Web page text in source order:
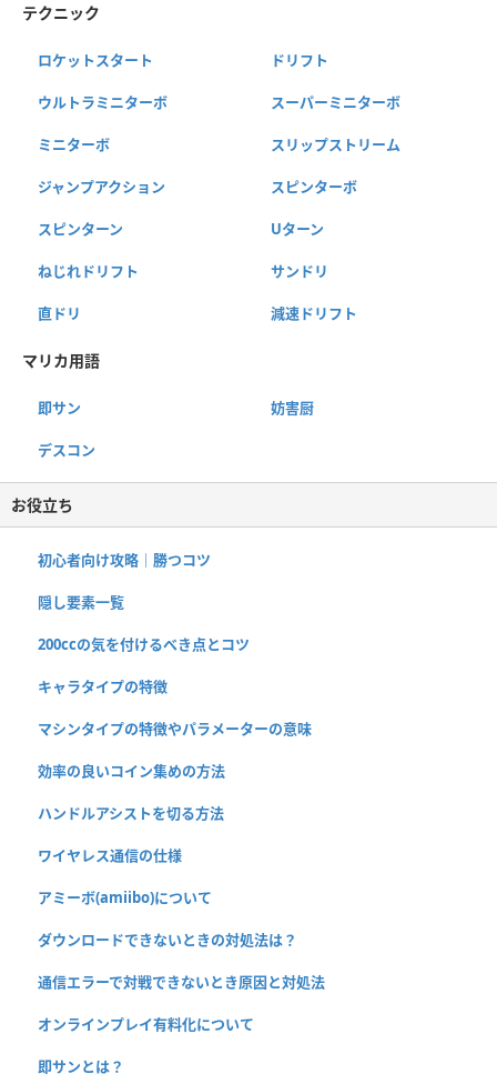
テクニック
ロケットスタート ドリフト
ウルトラミニターボ スーパーミニターボ
ミニターボ スリップストリーム
ジャンプアクション スピンターボ
スピンターン Uターン
ねじれドリフト サンドリ
直ドリ 減速ドリフト
マリカ用語
即サン 妨害厨
デスコン
お役立ち
初心者向け攻略｜勝つコツ
隠し要素一覧
200ccの気を付けるべき点とコツ
キャラタイプの特徴
マシンタイプの特徴やパラメーターの意味
効率の良いコイン集めの方法
ハンドルアシストを切る方法
ワイヤレス通信の仕様
アミーボ(amiibo)について
ダウンロードできないときの対処法は？
通信エラーで対戦できないとき原因と対処法
オンラインプレイ有料化について
即サンとは？